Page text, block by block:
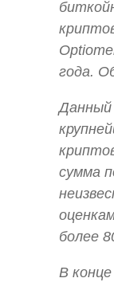
года.
сумма
более
В